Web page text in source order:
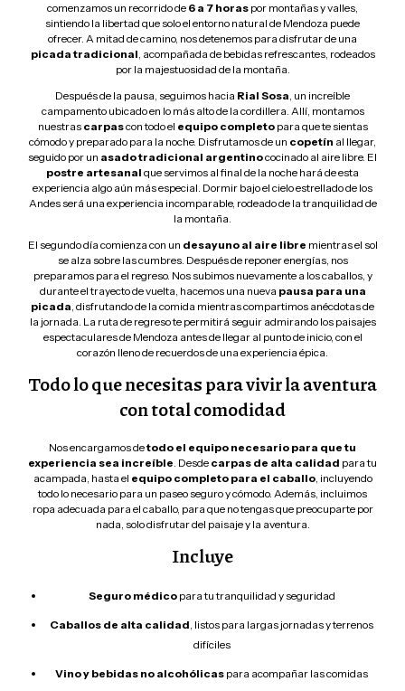
comenzamos un recorrido de 6 a 7 horas por montañas y valles,
sintiendo la libertad que solo el entorno natural de Mendoza puede
ofrecer. A mitad de camino, nos detenemos para disfrutar de una
picada tradicional, acompañada de bebidas refrescantes, rodeados
por la majestuosidad de la montaña.
Después de la pausa, seguimos hacia Rial Sosa, un increíble
campamento ubicado en lo más alto de la cordillera. Allí, montamos
nuestras carpascon todo el equipo completopara que te sientas
cómodo y preparado para la noche. Disfrutamos de un copetín al llegar,
seguido por un asado tradicional argentinococinado al aire libre. El
postre artesanal que servimos al final de la noche hará de esta
experiencia algo aún más especial. Dormir bajo el cielo estrellado de los
Andes será una experiencia incomparable, rodeado de la tranquilidad de
la montaña.
El segundo día comienza con un desayuno al aire libre mientras el sol
se alza sobre las cumbres. Después de reponer energías, nos
preparamos para el regreso. Nos subimos nuevamente a los caballos, y
durante el trayecto de vuelta, hacemos una nueva pausa para una
picada, disfrutando de la comida mientras compartimos anécdotas de
la jornada. La ruta de regreso te permitirá seguir admirando los paisajes
espectaculares de Mendoza antes de llegar al punto de inicio, con el
corazón lleno de recuerdos de una experiencia épica.
Todo lo que necesitas para vivir la aventura
con total comodidad
Nos encargamos detodo el equipo necesario para que tu
experiencia sea increíble. Desde carpas de alta calidad para tu
acampada, hasta el equipo completo para el caballo, incluyendo
todo lo necesario para un paseo seguro y cómodo. Además, incluimos
ropa adecuada para el caballo, para que no tengas que preocuparte por
nada, solo disfrutar del paisaje y la aventura.
Incluye
Seguro médicopara tu tranquilidad y seguridad
Caballos de alta calidad, listos para largas jornadas y terrenos
difíciles
Vino y bebidas no alcohólicas para acompañar las comidas